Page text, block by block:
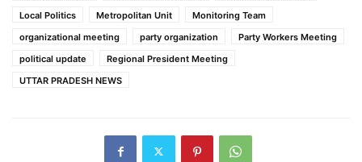
Local Politics
Metropolitan Unit
Monitoring Team
organizational meeting
party organization
Party Workers Meeting
political update
Regional President Meeting
UTTAR PRADESH NEWS